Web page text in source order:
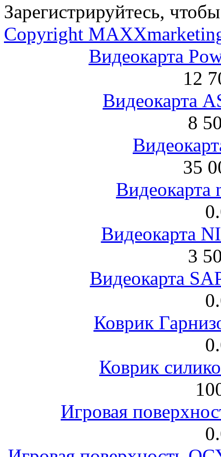
Зарегистрируйтесь,
Copyright
Видеокарта
12
Видеокарта
8
35
Видеокарта
Видеокарта
3
Видеокарта
Коврик
Коврик
Игровая